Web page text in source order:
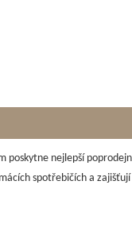
nejlepší
spotřebičích a